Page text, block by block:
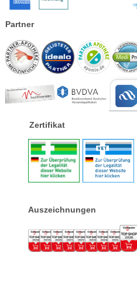
Partner
Zertifikat
Auszeichnungen